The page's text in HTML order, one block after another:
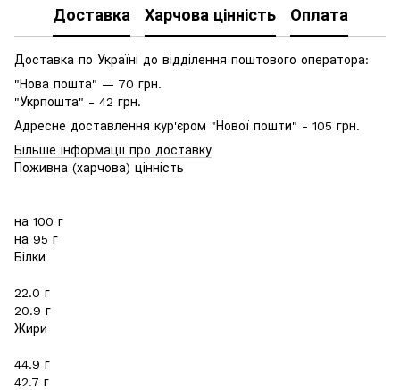
Доставка Харчова цінність Оплата
Доставка по Україні до відділення поштового оператора:
"Нова пошта" — 70 грн.
"Укрпошта" - 42 грн.
Адресне доставлення кур'єром "Нової пошти" - 105 грн.
Більше інформації про доставку
Поживна (харчова) цінність
на 100 г
на 95 г
Білки
22.0 г
20.9 г
Жири
44.9 г
42.7 г